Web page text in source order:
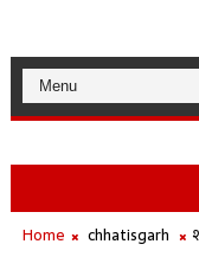
लाए जा रहे
Home chhatisgarh